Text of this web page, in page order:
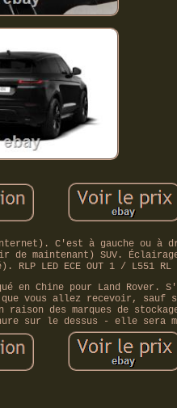
C'est à gauche ou à
de maintenant) SUV.
LED ECE OUT 1 / L551 RL
Chine pour Land Rover.
vous allez recevoir,
des marques de
sur le dessus - elle sera